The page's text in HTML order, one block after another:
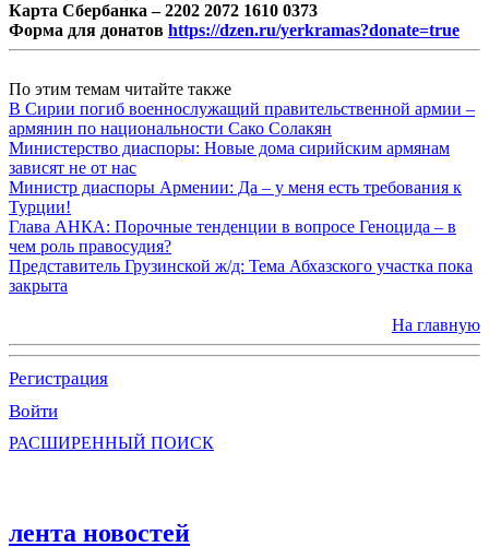
Карта Сбербанка – 2202 2072 1610 0373
Форма для донатов https://dzen.ru/yerkramas?donate=true
По этим темам читайте также
В Сирии погиб военнослужащий правительственной армии –
армянин по национальности Сако Солакян
Министерство диаспоры: Новые дома сирийским армянам
зависят не от нас
Министр диаспоры Армении: Да – у меня есть требования к
Турции!
Глава АНКА: Порочные тенденции в вопросе Геноцида – в
чем роль правосудия?
Представитель Грузинской ж/д: Тема Абхазского участка пока
закрыта
На главную
Регистрация
Войти
РАСШИРЕННЫЙ ПОИСК
лента новостей